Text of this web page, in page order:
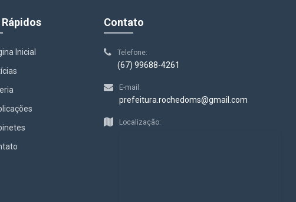
Inicial
Contato
Telefone:
(67) 99688-4261
E-mail:
prefeitura.rochedoms@gmail.com
Localização: